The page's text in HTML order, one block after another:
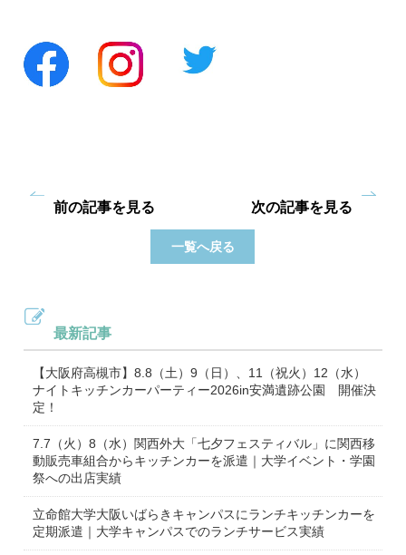
前の記事を見る
一覧へ戻る
次の記事を見る
最新記事
【大阪府高槻市】8.8（土）9（日）、11（祝火）12（水）
ナイトキッチンカーパーティー2026in安満遺跡公園 開催決
定！
7.7（火）8（水）関西外大「七夕フェスティバル」に関西移
動販売車組合からキッチンカーを派遣｜大学イベント・学園
祭への出店実績
立命館大学大阪いばらきキャンパスにランチキッチンカーを
定期派遣｜大学キャンパスでのランチサービス実績